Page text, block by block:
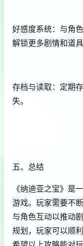
好感度系统：与角
解锁更多剧情和道具
存档与读取：定期
失。
五、总结
《纳迪亚之宝》是
游戏。玩家需要不
与角色互动以推动
规划，玩家可以顺